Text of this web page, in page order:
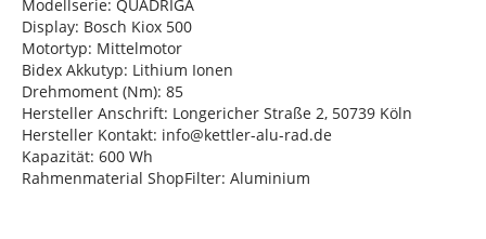
Modellserie: QUADRIGA
Display: Bosch Kiox 500
Motortyp: Mittelmotor
Bidex Akkutyp: Lithium Ionen
Drehmoment (Nm): 85
Hersteller Anschrift: Longericher Straße 2, 50739 Köln
Hersteller Kontakt: info@kettler-alu-rad.de
Kapazität: 600 Wh
Rahmenmaterial ShopFilter: Aluminium